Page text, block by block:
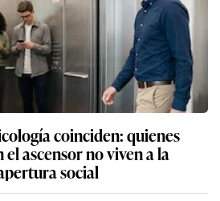
coinciden: quienes
ascensor no viven a la
social